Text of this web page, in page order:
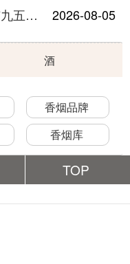
南京九五至尊多少钱一包 南京九五至尊价格及图片 2026-08-05
酒
香烟品牌
香烟库
TOP